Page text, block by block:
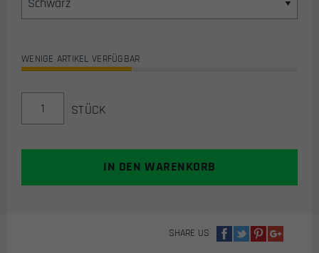
WENIGE ARTIKEL VERFÜGBAR
SINGLE
MOLLE
STÜCK
IN DEN WARENKORB
SHARE US